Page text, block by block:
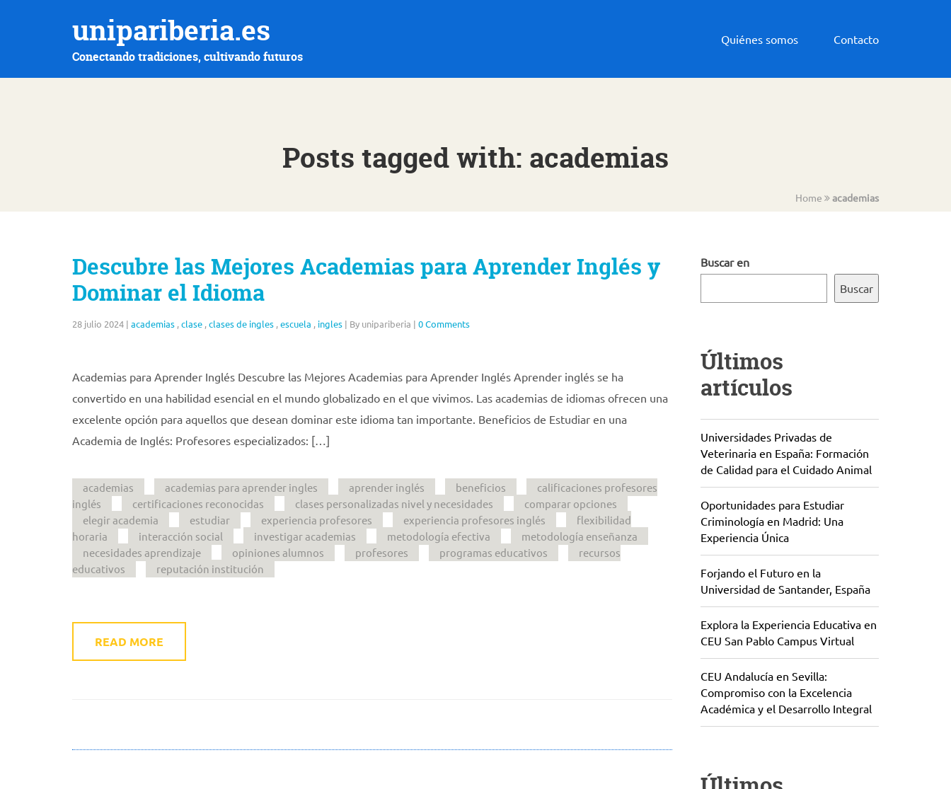
unipariberia.es
Conectando tradiciones, cultivando futuros
Quiénes somos Contacto
Posts tagged with: academias
Home academias
Descubre las Mejores Academias para Aprender Inglés y
Dominar el Idioma
28 julio 2024 | academias ,clase ,clases de ingles ,escuela , ingles | By unipariberia | 0 Comments
Academias para Aprender Inglés Descubre las Mejores Academias para Aprender Inglés Aprender inglés se ha
convertido en una habilidad esencial en el mundo globalizado en el que vivimos. Las academias de idiomas ofrecen una
excelente opción para aquellos que desean dominar este idioma tan importante. Beneficios de Estudiar en una
Academia de Inglés: Profesores especializados: […]
academias academias para aprender ingles aprender inglés beneficios
calificaciones profesores
inglés
certificaciones reconocidas clases personalizadas nivel y necesidades
comparar opciones
elegir academia
estudiar experiencia profesores experiencia profesores inglés
flexibilidad
horaria
interacción social investigar academias metodología efectiva
metodología enseñanza
necesidades aprendizaje
opiniones alumnos profesores programas educativos
recursos
educativos
reputación institución
READ MORE
Buscar en
Buscar
Últimos
artículos
Universidades Privadas de
Veterinaria en España: Formación
de Calidad para el Cuidado Animal
Oportunidades para Estudiar
Criminología en Madrid: Una
Experiencia Única
Forjando el Futuro en la
Universidad de Santander, España
Explora la Experiencia Educativa en
CEU San Pablo Campus Virtual
CEU Andalucía en Sevilla:
Compromiso con la Excelencia
Académica y el Desarrollo Integral